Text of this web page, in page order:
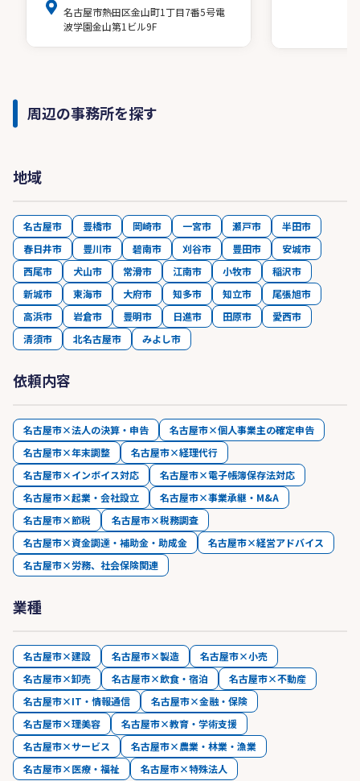
名古屋市熱田区金山町1丁目7番5号電
波学園金山第1ビル9F
周辺の事務所を探す
地域
名古屋市 豊橋市 岡崎市 一宮市 瀬戸市
半田市
春日井市
豊川市 碧南市 刈谷市 豊田市
安城市
西尾市
犬山市 常滑市 江南市 小牧市
稲沢市
新城市
東海市 大府市 知多市 知立市
尾張旭市
高浜市
岩倉市 豊明市 日進市 田原市
愛西市
清須市
北名古屋市 みよし市
依頼内容
名古屋市×法人の決算・申告
名古屋市×個人事業主の確定申告
名古屋市×年末調整
名古屋市×経理代行
名古屋市×インボイス対応
名古屋市×電子帳簿保存法対応
名古屋市×起業・会社設立
名古屋市×事業承継・M&A
名古屋市×節税
名古屋市×税務調査
名古屋市×資金調達・補助金・助成金
名古屋市×経営アドバイス
名古屋市×労務、社会保険関連
業種
名古屋市×建設 名古屋市×製造
名古屋市×小売
名古屋市×卸売
名古屋市×飲食・宿泊
名古屋市×不動産
名古屋市×IT・情報通信
名古屋市×金融・保険
名古屋市×理美容
名古屋市×教育・学術支援
名古屋市×サービス
名古屋市×農業・林業・漁業
名古屋市×医療・福祉
名古屋市×特殊法人